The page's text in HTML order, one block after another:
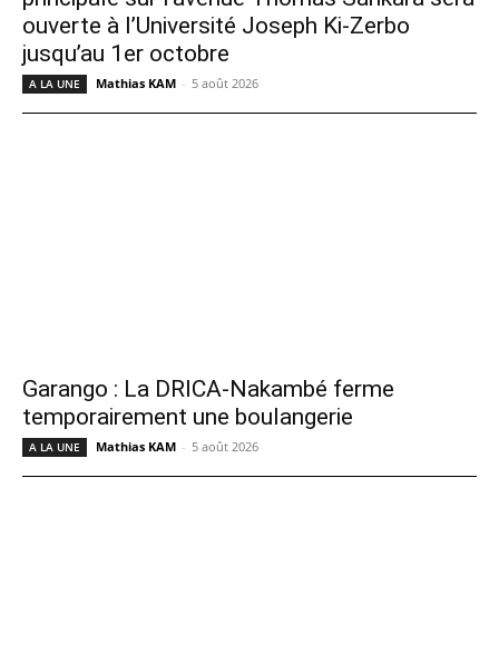
ouverte à l’Université Joseph Ki-Zerbo
jusqu’au 1er octobre
A LA UNE Mathias KAM - 5 août 2026
Garango : La DRICA-Nakambé ferme
temporairement une boulangerie
A LA UNE Mathias KAM - 5 août 2026